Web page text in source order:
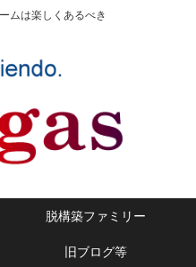
ムは楽しくあるべき
脱構築ファミリー
旧ブログ等